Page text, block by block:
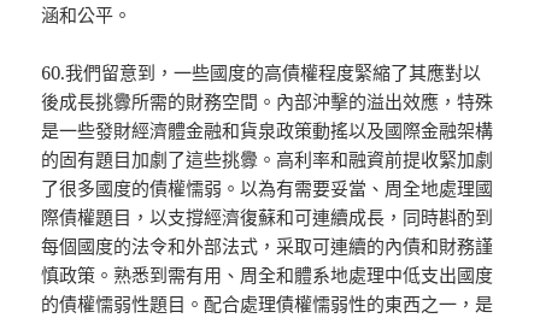
涵和公平。
60.我們留意到，一些國度的高債權程度緊縮了其應對以
後成長挑釁所需的財務空間。內部沖擊的溢出效應，特殊
是一些發財經濟體金融和貨泉政策動搖以及國際金融架構
的固有題目加劇了這些挑釁。高利率和融資前提收緊加劇
了很多國度的債權懦弱。以為有需要妥當、周全地處理國
際債權題目，以支撐經濟復蘇和可連續成長，同時斟酌到
每個國度的法令和外部法式，采取可連續的內債和財務謹
慎政策。熟悉到需有用、周全和體系地處理中低支出國度
的債權懦弱性題目。配合處理債權懦弱性的東西之一，是